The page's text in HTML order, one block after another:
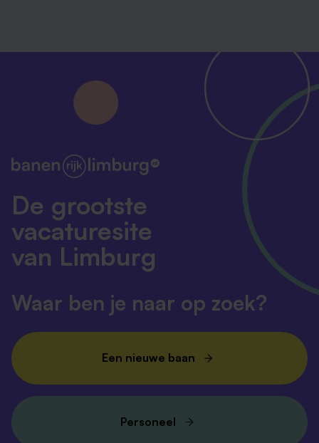
De grootste
vacaturesite
van Limburg
Waar ben je naar op zoek?
Een nieuwe baan
Personeel